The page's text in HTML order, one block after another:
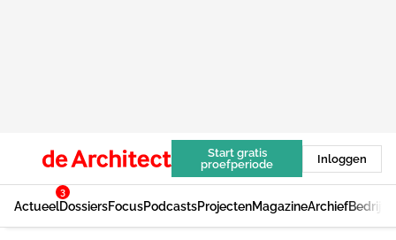
Start gratis
proefperiode
Inloggen
Actueel
3
DossiersFocusPodcastsProjectenMagazineArchief